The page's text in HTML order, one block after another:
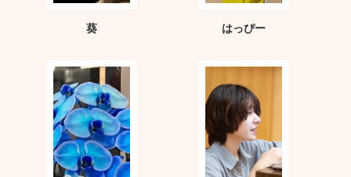
葵 はっぴー